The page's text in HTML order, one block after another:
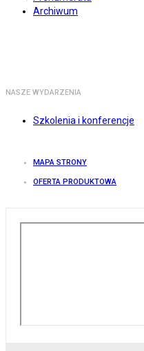
Archiwum
NASZE WYDARZENIA
Szkolenia i konferencje
MAPA STRONY
OFERTA PRODUKTOWA